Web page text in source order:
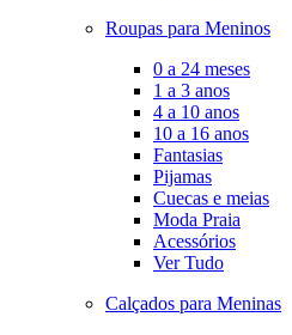
Roupas para Meninos
0 a 24 meses
1 a 3 anos
4 a 10 anos
10 a 16 anos
Fantasias
Pijamas
Cuecas e meias
Moda Praia
Acessórios
Ver Tudo
Calçados para Meninas